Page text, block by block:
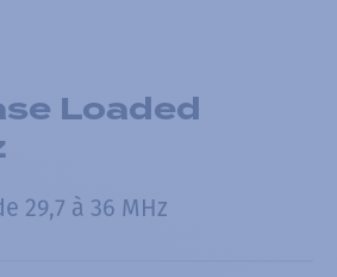
Loaded
29,7 à 36 MHz